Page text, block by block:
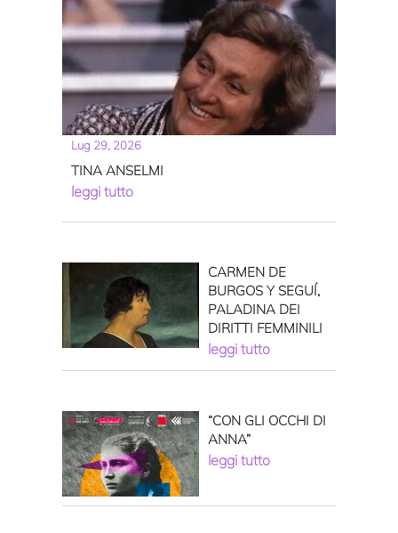
Lug 29, 2026
TINA ANSELMI
leggi tutto
CARMEN DE
BURGOS Y SEGUÍ,
PALADINA DEI
DIRITTI FEMMINILI
leggi tutto
“CON GLI OCCHI DI
ANNA”
leggi tutto